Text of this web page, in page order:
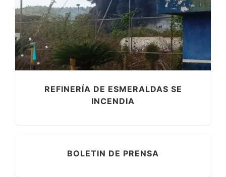
REFINERÍA DE ESMERALDAS SE
INCENDIA
BOLETIN DE PRENSA